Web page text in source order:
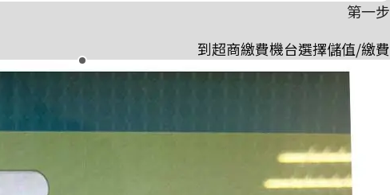
第一步
到超商繳費機台選擇儲值/繳費